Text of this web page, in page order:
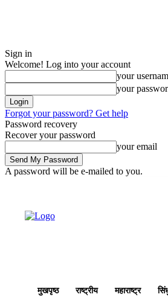
Sign in
Welcome! Log into your account
your
your
Forgot your password? Get help
Password recovery
Recover your password
your email
A password will be e-mailed to you.
मुखपृष्ठ राष्ट्रीय महाराष्ट्र